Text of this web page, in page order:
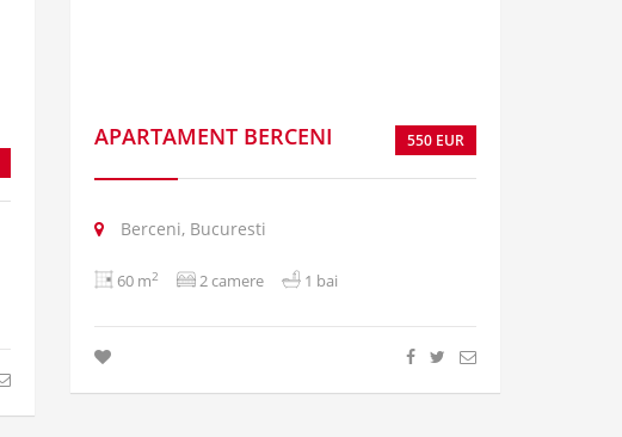
APARTAMENT BERCENI 550 EUR
Berceni, Bucuresti
60 m2 2 camere 1 bai